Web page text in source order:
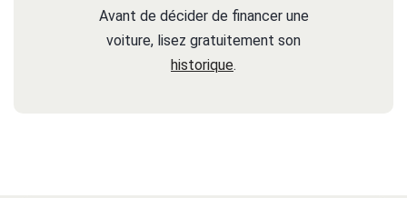
Avant de décider de financer une
voiture, lisez gratuitement son
historique.